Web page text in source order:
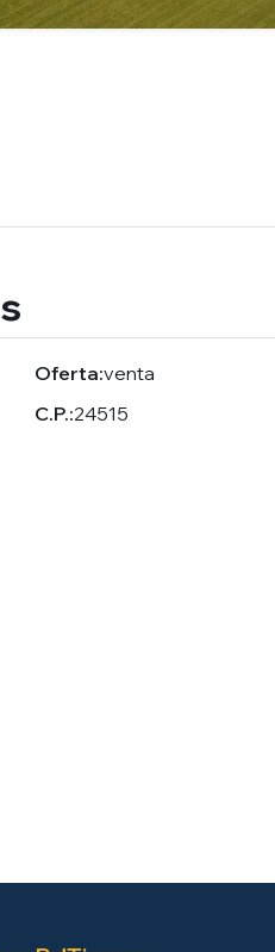
Oferta:venta
C.P.:24515